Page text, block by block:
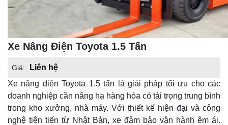
Xe Nâng Điện Toyota 1.5 Tấn
Giá:
Liên hệ
Xe nâng điện Toyota 1.5 tấn là giải pháp tối ưu cho các
doanh nghiệp cần nâng hạ hàng hóa có tải trọng trung bình
trong kho xưởng, nhà máy. Với thiết kế hiện đại và công
nghệ tiên tiến từ Nhật Bản, xe đảm bảo vận hành êm ái.